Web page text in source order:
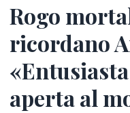
Rogo
ricordano
aperta al